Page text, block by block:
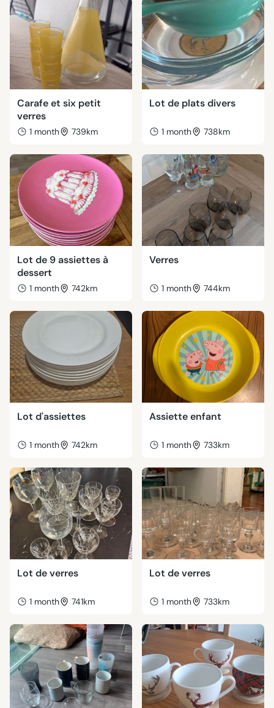
Carafe et six petit
verres
1 month 739km
Lot de plats divers
1 month 738km
Lot de 9 assiettes à
dessert
1 month 742km
Verres
1 month 744km
Lot d'assiettes
1 month 742km
Assiette enfant
1 month 733km
Lot de verres
1 month 741km
Lot de verres
1 month 733km